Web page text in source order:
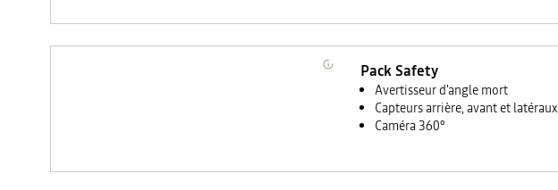
Pack Safety
Avertisseur d'angle mort
Capteurs arrière, avant et latéraux
Caméra 360°